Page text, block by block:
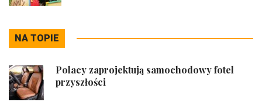
NA TOPIE
Polacy zaprojektują samochodowy fotel
przyszłości